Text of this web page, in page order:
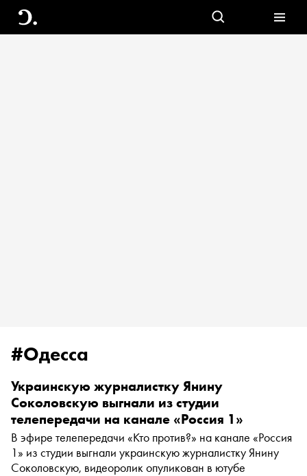
#Одесса
Украинскую журналистку Янину
Соколовскую выгнали из студии
телепередачи на канале «Россия 1»
В эфире телепередачи «Кто против?» на канале «Россия
1» из студии выгнали украинскую журналистку Янину
Соколовскую, видеоролик опуликован в ютубе